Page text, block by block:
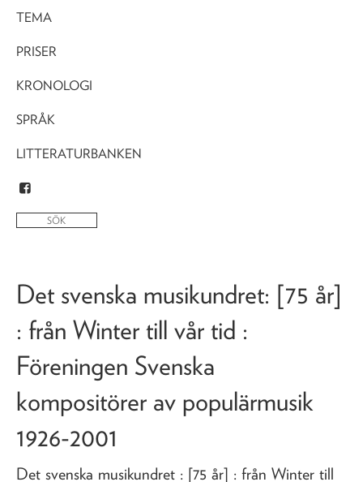
TEMA
PRISER
KRONOLOGI
SPRÅK
LITTERATURBANKEN
Det svenska musikundret: [75 år]
: från Winter till vår tid :
Föreningen Svenska
kompositörer av populärmusik
1926-2001
Det svenska musikundret : [75 år] : från Winter till